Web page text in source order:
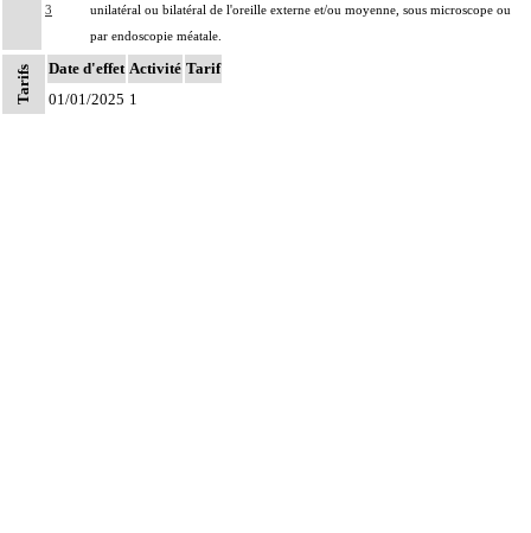
3
unilatéral ou bilatéral de l'oreille externe et/ou moyenne, sous microscope ou
par endoscopie méatale.
Tarifs Date d'effet Activité Tarif
01/01/2025 1